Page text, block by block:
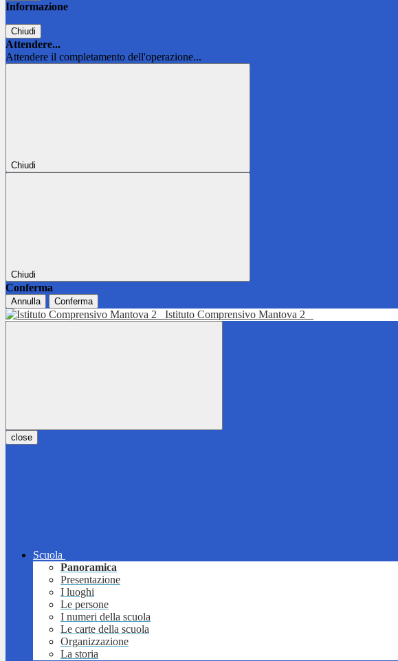
Informazione
Chiudi
Attendere...
Attendere il completamento dell'operazione...
Chiudi
Chiudi
Conferma
Annulla Conferma
Istituto Comprensivo Mantova 2
close
Scuola
Panoramica
Presentazione
I luoghi
Le persone
I numeri della scuola
Le carte della scuola
Organizzazione
La storia